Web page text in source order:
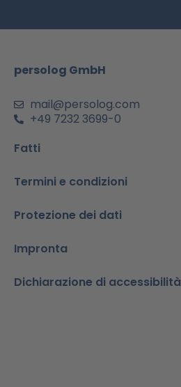
o r
m
e i
persolog GmbH
mail@persolog.com
+49 7232 3699-0
Fatti
Termini e condizioni
Protezione dei dati
Impronta
Dichiarazione di accessibilità